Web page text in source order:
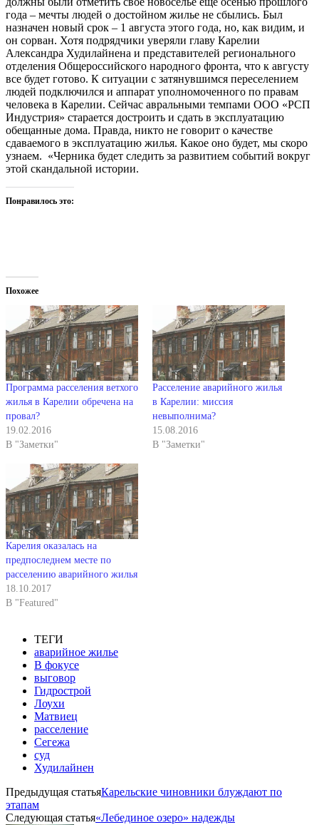
года – мечты людей о достойном жилье не сбылись. Был
назначен новый срок – 1 августа этого года, но, как видим, и
он сорван. Хотя подрядчики уверяли главу Карелии
Александра Худилайнена и представителей регионального
отделения Общероссийского народного фронта, что к августу
все будет готово. К ситуации с затянувшимся переселением
людей подключился и аппарат уполномоченного по правам
человека в Карелии. Сейчас авральными темпами ООО «РСП
Индустрия» старается достроить и сдать в эксплуатацию
обещанные дома. Правда, никто не говорит о качестве
сдаваемого в эксплуатацию жилья. Какое оно будет, мы скоро
узнаем. «Черника будет следить за развитием событий вокруг
этой скандальной истории.
Понравилось это:
Похожее
Программа расселения ветхого
жилья в Карелии обречена на
провал?
19.02.2016
В "Заметки"
Расселение аварийного жилья
в Карелии: миссия
невыполнима?
15.08.2016
В "Заметки"
Карелия оказалась на
предпоследнем месте по
расселению аварийного жилья
18.10.2017
В "Featured"
ТЕГИ
аварийное жилье
В фокусе
выговор
Гидрострой
Лоухи
Матвиец
расселение
Сегежа
суд
Худилайнен
Предыдущая статьяКарельские чиновники блуждают по
этапам
Следующая статья«Лебединое озеро» надежды